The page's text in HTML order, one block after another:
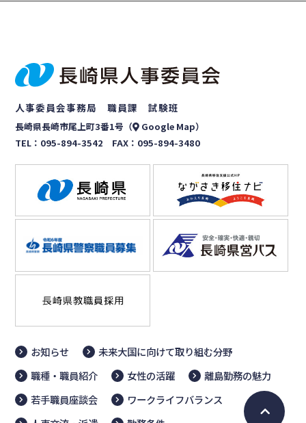
人事委員会事務局 職員課 試験班
長崎県長崎市尾上町3番1号（ Google Map）
TEL： 095-894-3542 FAX：095-894-3480
お知らせ
未来大国に向けて取り組む分野
職種・職員紹介
女性の活躍
離島勤務の魅力
若手職員座談会
ワークライフバランス